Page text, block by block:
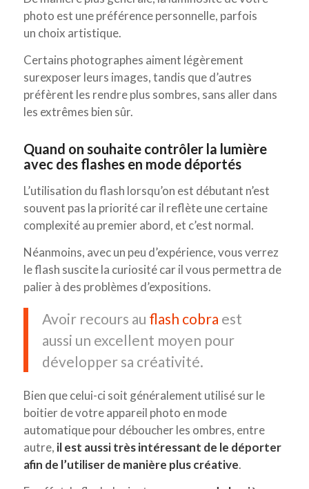
photo est une préférence personnelle, parfois
un choix artistique.
Certains photographes aiment légèrement
surexposer leurs images, tandis que d’autres
préfèrent les rendre plus sombres, sans aller dans
les extrêmes bien sûr.
Quand on souhaite contrôler la lumière
avec des flashes en mode déportés
L’utilisation du flash lorsqu’on est débutant n’est
souvent pas la priorité car il reflète une certaine
complexité au premier abord, et c’est normal.
Néanmoins, avec un peu d’expérience, vous verrez
le flash suscite la curiosité car il vous permettra de
palier à des problèmes d’expositions.
Avoir recours au flash cobra est
aussi un excellent moyen pour
développer sa créativité.
Bien que celui-ci soit généralement utilisé sur le
boitier de votre appareil photo en mode
automatique pour déboucher les ombres, entre
autre, il est aussi très intéressant de le déporter
afin de l’utiliser de manière plus créative.